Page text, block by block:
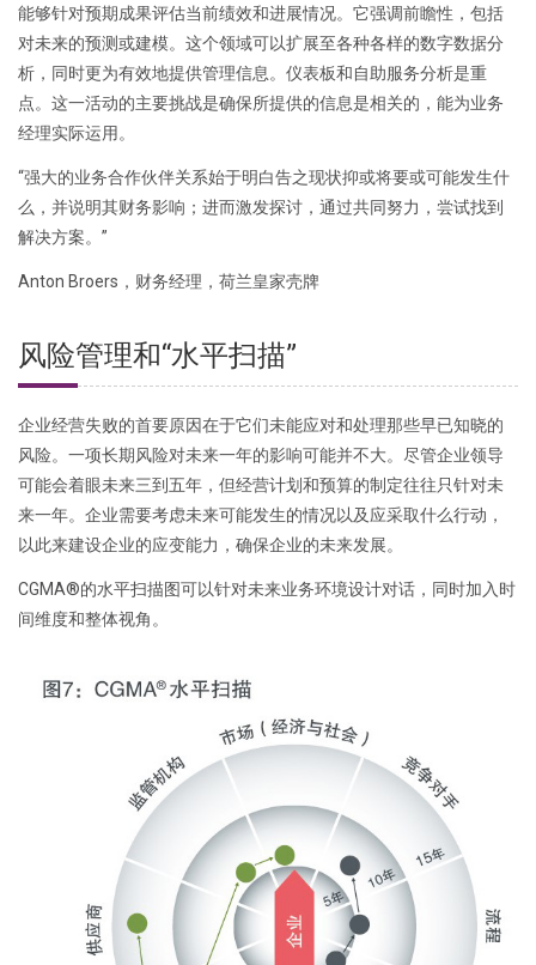
能够针对预期成果评估当前绩效和进展情况。它强调前瞻性，包括
对未来的预测或建模。这个领域可以扩展至各种各样的数字数据分
析，同时更为有效地提供管理信息。仪表板和自助服务分析是重
点。这一活动的主要挑战是确保所提供的信息是相关的，能为业务
经理实际运用。
“强大的业务合作伙伴关系始于明白告之现状抑或将要或可能发生什
么，并说明其财务影响；进而激发探讨，通过共同努力，尝试找到
解决方案。”
Anton Broers，财务经理，荷兰皇家壳牌
风险管理和“水平扫描”
企业经营失败的首要原因在于它们未能应对和处理那些早已知晓的
风险。一项长期风险对未来一年的影响可能并不大。尽管企业领导
可能会着眼未来三到五年，但经营计划和预算的制定往往只针对未
来一年。企业需要考虑未来可能发生的情况以及应采取什么行动，
以此来建设企业的应变能力，确保企业的未来发展。
CGMA®的水平扫描图可以针对未来业务环境设计对话，同时加入时
间维度和整体视角。